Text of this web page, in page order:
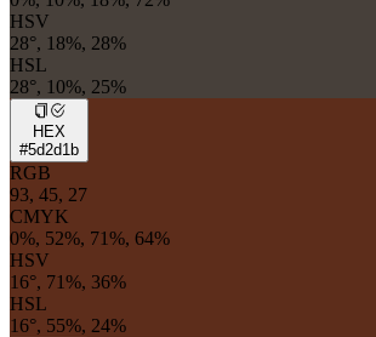
HSV
28°, 18%, 28%
HSL
28°, 10%, 25%
HEX
#5d2d1b
RGB
93, 45, 27
CMYK
0%, 52%, 71%, 64%
HSV
16°, 71%, 36%
HSL
16°, 55%, 24%